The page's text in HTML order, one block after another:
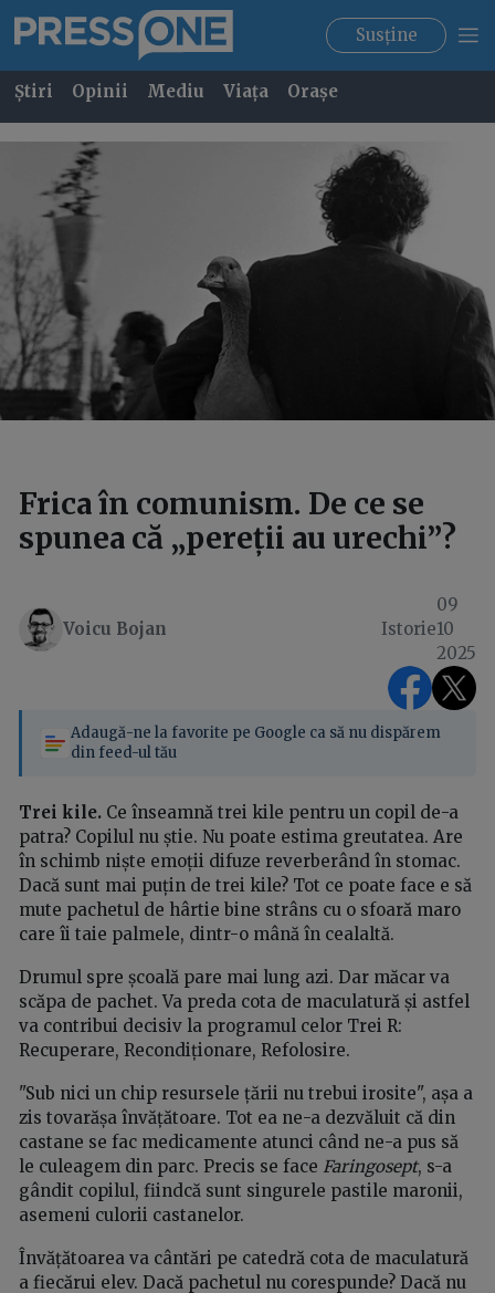
Susține
Știri Opinii Mediu Viața Orașe
Frica în comunism. De ce se
spunea că „pereții au urechi”?
Voicu Bojan Istorie
09
10
2025
Adaugă-ne la favorite pe Google ca să nu dispărem
din feed-ul tău
Trei kile. Ce înseamnă trei kile pentru un copil de-a
patra? Copilul nu știe. Nu poate estima greutatea. Are
în schimb niște emoții difuze reverberând în stomac.
Dacă sunt mai puțin de trei kile? Tot ce poate face e să
mute pachetul de hârtie bine strâns cu o sfoară maro
care îi taie palmele, dintr-o mână în cealaltă.
Drumul spre școală pare mai lung azi. Dar măcar va
scăpa de pachet. Va preda cota de maculatură și astfel
va contribui decisiv la programul celor Trei R:
Recuperare, Recondiționare, Refolosire.
"Sub nici un chip resursele țării nu trebui irosite", așa a
zis tovarășa învățătoare. Tot ea ne-a dezvăluit că din
castane se fac medicamente atunci când ne-a pus să
le culeagem din parc. Precis se face Faringosept, s-a
gândit copilul, fiindcă sunt singurele pastile maronii,
asemeni culorii castanelor.
Învățătoarea va cântări pe catedră cota de maculatură
a fiecărui elev. Dacă pachetul nu corespunde? Dacă nu